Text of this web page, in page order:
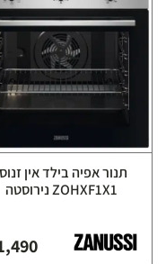
תנור אפיה בילד אין
ZOHXF1X1 נירוסטה